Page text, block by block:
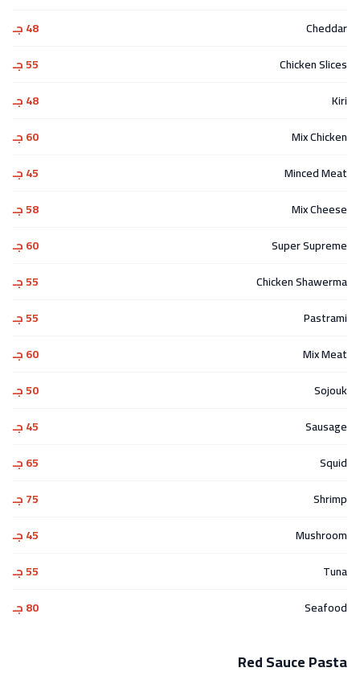
Cheddar
48 جـ
Chicken Slices
55 جـ
Kiri
48 جـ
Mix Chicken
60 جـ
Minced Meat
45 جـ
Mix Cheese
58 جـ
Super Supreme
60 جـ
Chicken Shawerma
55 جـ
Pastrami
55 جـ
Mix Meat
60 جـ
Sojouk
50 جـ
Sausage
45 جـ
Squid
65 جـ
Shrimp
75 جـ
Mushroom
45 جـ
Tuna
55 جـ
Seafood
80 جـ
Red Sauce Pasta